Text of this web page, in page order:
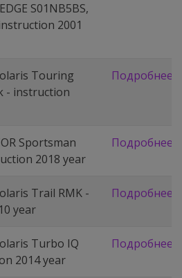
S01NB5BS,
2001
Touring
- instruction
Подробнее
Sportsman
2018 year
Подробнее
Trail RMK -
year
Подробнее
Turbo IQ
2014 year
Подробнее